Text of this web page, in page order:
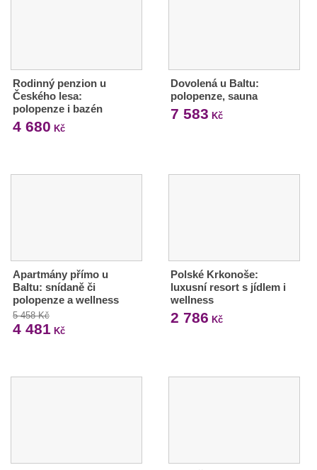
Rodinný penzion u
Českého lesa:
polopenze i bazén
4 680 Kč
Dovolená u Baltu:
polopenze, sauna
7 583 Kč
Apartmány přímo u
Baltu: snídaně či
polopenze a wellness
5 458 Kč
4 481 Kč
Polské Krkonoše:
luxusní resort s jídlem i
wellness
2 786 Kč